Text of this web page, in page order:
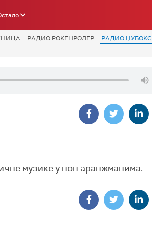
РАДИО РОКЕНРОЛЕР РАДИО ЏУБОКС
музике у поп аранжманима.